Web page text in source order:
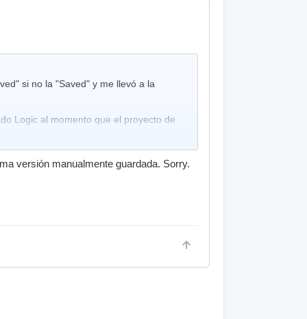
si no la "Saved" y me llevó a la
Logic al momento que el proyecto de
versión manualmente guardada. Sorry.